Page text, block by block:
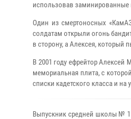
использовав заминированные
Один из смертоносных
солдатам открыли огонь
в сторону, а Алексея, который
В 2001 году ефрейтор
мемориальная плита, с
списки кадетского класса и
Выпускник средней школы № 1